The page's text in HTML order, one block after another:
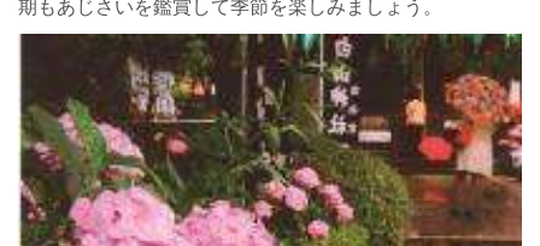
期もあじさいを鑑賞して季節を楽しみましょう。